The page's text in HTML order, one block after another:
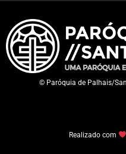
© Paróquia de Palhais/
Realizado com